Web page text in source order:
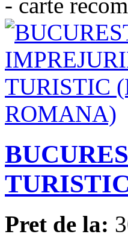
Pret de la: